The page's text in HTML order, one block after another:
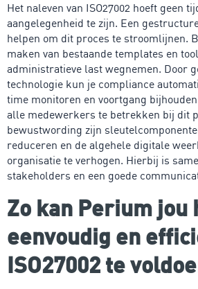
Het naleven van ISO27002 hoeft geen
aangelegenheid te zijn. Een
helpen om dit proces te stroomlijnen.
maken van bestaande templates en
administratieve last wegnemen. Door
technologie kun je compliance
time monitoren en voortgang
alle medewerkers te betrekken bij dit
bewustwording zijn
reduceren en de algehele digitale
organisatie te verhogen. Hierbij is
stakeholders en een goede
Zo kan Perium jou
eenvoudig en
ISO27002 te